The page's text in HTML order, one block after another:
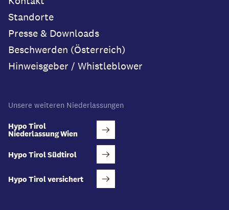
Standorte
Presse & Downloads
Beschwerden (Österreich)
Hinweisgeber / Whistleblower
Unsere weiteren Niederlassungen
Hypo Tirol
Niederlassung Wien
Hypo Tirol Südtirol
Hypo Tirol versichert